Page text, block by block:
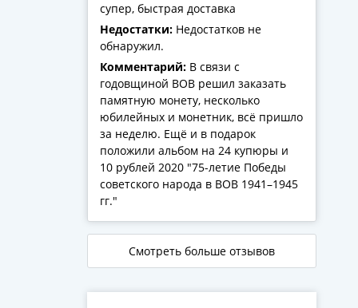
супер, быстрая доставка
Недостатки: Недостатков не
обнаружил.
Комментарий: В связи с
годовщиной ВОВ решил заказать
памятную монету, несколько
юбилейных и монетник, всё пришло
за неделю. Ещё и в подарок
положили альбом на 24 купюры и
10 рублей 2020 "75-летие Победы
советского народа в ВОВ 1941–1945
гг."
Смотреть больше отзывов